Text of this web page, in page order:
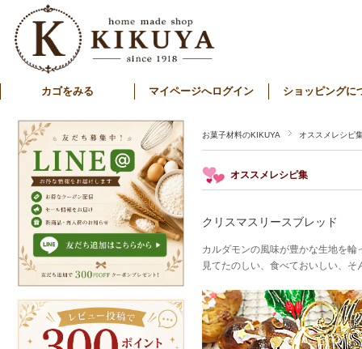
カゴをみる マイページへログイン ショッピングに
お菓子材料のKIKUYA オススメレシピ
オススメレシピ集
クリスマスリースブレッド
カルダモンの風味が豊かな生地を
見てたのしい、食べておいしい、